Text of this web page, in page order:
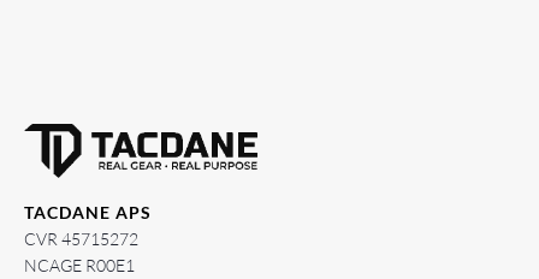
TACDANE APS
CVR 45715272
NCAGE R00E1